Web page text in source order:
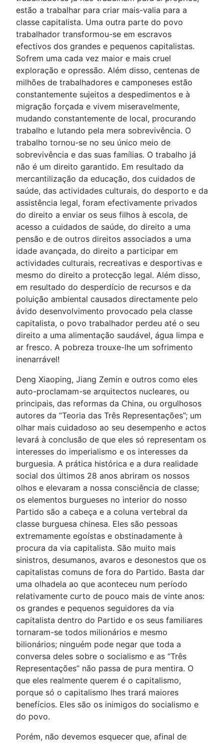
estão a trabalhar para criar mais-valia para a
classe capitalista. Uma outra parte do povo
trabalhador transformou-se em escravos
efectivos dos grandes e pequenos capitalistas.
Sofrem uma cada vez maior e mais cruel
exploração e opressão. Além disso, centenas de
milhões de trabalhadores e camponeses estão
constantemente sujeitos a despedimentos e à
migração forçada e vivem miseravelmente,
mudando constantemente de local, procurando
trabalho e lutando pela mera sobrevivência. O
trabalho tornou-se no seu único meio de
sobrevivência e das suas famílias. O trabalho já
não é um direito garantido. Em resultado da
mercantilização da educação, dos cuidados de
saúde, das actividades culturais, do desporto e da
assistência legal, foram efectivamente privados
do direito a enviar os seus filhos à escola, de
acesso a cuidados de saúde, do direito a uma
pensão e de outros direitos associados a uma
idade avançada, do direito a participar em
actividades culturais, recreativas e desportivas e
mesmo do direito a protecção legal. Além disso,
em resultado do desperdício de recursos e da
poluição ambiental causados directamente pelo
ávido desenvolvimento provocado pela classe
capitalista, o povo trabalhador perdeu até o seu
direito a uma alimentação saudável, água limpa e
ar fresco. A pobreza trouxe-lhe um sofrimento
inenarrável!
Deng Xiaoping, Jiang Zemin e outros como eles
auto-proclamam-se arquitectos nucleares, ou
principais, das reformas da China, ou orgulhosos
autores da “Teoria das Três Representações”; um
olhar mais cuidadoso ao seu desempenho e actos
levará à conclusão de que eles só representam os
interesses do imperialismo e os interesses da
burguesia. A prática histórica e a dura realidade
social dos últimos 28 anos abriram os nossos
olhos e elevaram a nossa consciência de classe;
os elementos burgueses no interior do nosso
Partido são a cabeça e a coluna vertebral da
classe burguesa chinesa. Eles são pessoas
extremamente egoístas e obstinadamente à
procura da via capitalista. São muito mais
sinistros, desumanos, avaros e desonestos que os
capitalistas comuns de fora do Partido. Basta dar
uma olhadela ao que aconteceu num período
relativamente curto de pouco mais de vinte anos:
os grandes e pequenos seguidores da via
capitalista dentro do Partido e os seus familiares
tornaram-se todos milionários e mesmo
bilionários; ninguém pode negar que toda a
conversa deles sobre o socialismo e as “Três
Representações” não passa de pura mentira. O
que eles realmente querem é o capitalismo,
porque só o capitalismo lhes trará maiores
benefícios. Eles são os inimigos do socialismo e
do povo.
Porém, não devemos esquecer que, afinal de